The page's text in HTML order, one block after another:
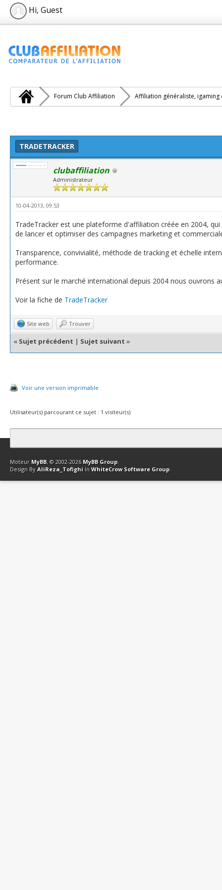
Hi, Guest
Forum Club Affiliation Affiliation généraliste, igaming
TRADETRACKER
clubaffiliation
Administrateur
10-04-2013, 09:53
TradeTracker est une plateforme d'affiliation créée en 2004,
de lancer et optimiser des campagnes marketing et
Transparence, convivialité, méthode de tracking et échelle
performance.
Présent sur le marché international depuis 2004 nous ouvrons
Voir la fiche de TradeTracker
Site web Trouver
« Sujet précédent | Sujet suivant »
Voir une version imprimable
Utilisateur(s) parcourant ce sujet : 1 visiteur(s)
Contact Club Affiliation Retourner en haut Version bas-débit
Moteur MyBB, © 2002-2026 MyBB Group.
Design By AliReza_Tofighi In WhiteCrow Software Group.